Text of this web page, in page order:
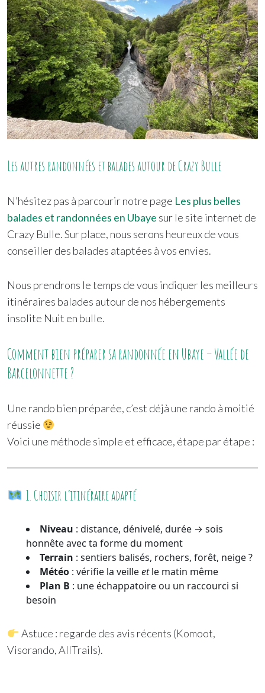
Les autres randonnées et balades autour de Crazy Bulle
N’hésitez pas à parcourir notre page Les plus belles
balades et randonnées en Ubaye sur le site internet de
Crazy Bulle. Sur place, nous serons heureux de vous
conseiller des balades ataptées à vos envies.
Nous prendrons le temps de vous indiquer les meilleurs
itinéraires balades autour de nos hébergements
insolite Nuit en bulle.
Comment bien préparer sa randonnée en Ubaye – Vallée de
Barcelonnette ?
Une rando bien préparée, c’est déjà une rando à moitié
réussie
Voici une méthode simple et efficace, étape par étape :
1. Choisir l’itinéraire adapté
Niveau : distance, dénivelé, durée → sois
honnête avec ta forme du moment
Terrain : sentiers balisés, rochers, forêt, neige ?
Météo : vérifie la veilleetle matin même
Plan B : une échappatoire ou un raccourci si
besoin
Astuce : regarde des avis récents (Komoot,
Visorando, AllTrails).